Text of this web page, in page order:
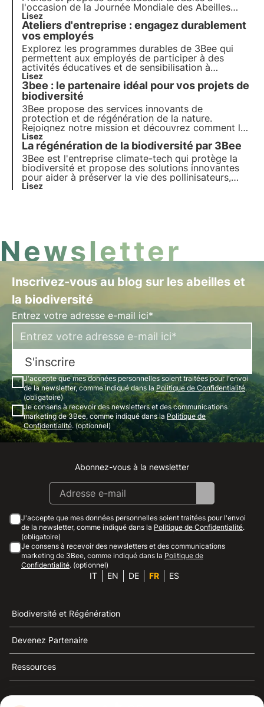
l'occasion de la Journée Mondiale des Abeilles
pour protéger les pollinisateurs et faire du bien aux
écosystèmes grâce à la technologie.
Lisez
Ateliers d'entreprise : engagez durablement
vos employés
Explorez les programmes durables de 3Bee qui
permettent aux employés de participer à des
activités éducatives et de sensibilisation à
l'environnement. De la participation à des ateliers
d'apiculture, à notre Academy 3bee et à la
dégustation de la biodiversité, renforcez
l'engagement de vos employés
Lisez
3bee : le partenaire idéal pour vos projets de
biodiversité
3Bee propose des services innovants de
protection et de régénération de la nature.
Rejoignez notre mission et découvrez comment la
technologie et le développement durable se
rencontrent pour créer un avenir plus vert pour les
entreprises et la planète.
Lisez
La régénération de la biodiversité par 3Bee
3Bee est l'entreprise climate-tech qui protège la
biodiversité et propose des solutions innovantes
pour aider à préserver la vie des pollinisateurs,
gardiens de la santé de nos écosystèmes.
Lisez
Newsletter
Inscrivez-vous au blog sur les abeilles et
la biodiversité
Entrez votre adresse e-mail ici*
S'inscrire
J'accepte que mes données personnelles soient traitées pour l'envoi
de la newsletter, comme indiqué dans la Politique de Confidentialité.
(obligatoire)
Je consens à recevoir des newsletters et des communications
marketing de 3Bee, comme indiqué dans la Politique de
Confidentialité. (optionnel)
Instagram
Facebook
Linkedin
Youtube
Abonnez-vous à la newsletter
J'accepte que mes données personnelles soient traitées pour l'envoi
de la newsletter, comme indiqué dans la Politique de Confidentialité.
(obligatoire)
Je consens à recevoir des newsletters et des communications
marketing de 3Bee, comme indiqué dans la Politique de
Confidentialité. (optionnel)
IT EN DE FR ES
Biodiversité et Régénération
Devenez Partenaire
Ressources